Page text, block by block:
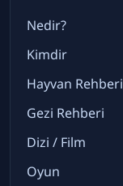
Nedir?
Kimdir
Hayvan Rehberi
Gezi Rehberi
Dizi / Film
Oyun